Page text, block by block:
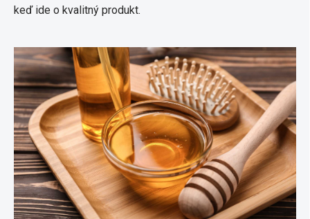
keď ide o kvalitný produkt.